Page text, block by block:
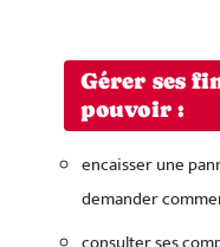
Gérer ses
pouvoir :
encaisser une
demander